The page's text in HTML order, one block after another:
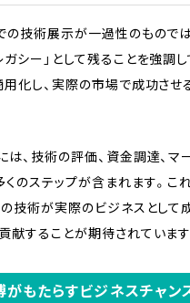
の技術展示が一過性のもので
シー」として残ることを強調し
化し、実際の市場で成功させ
、技術の評価、資金調達、マ
のステップが含まれます。こ
技術が実際のビジネスとして
することが期待されています
もたらすビジネスチャン